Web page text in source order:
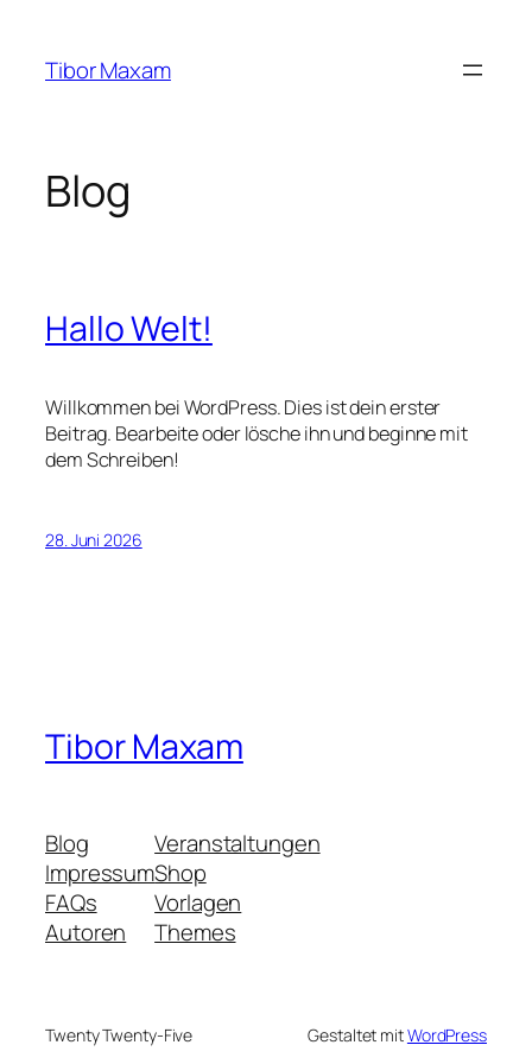
springen
Tibor Maxam
Blog
Hallo Welt!
Willkommen bei WordPress. Dies ist dein erster
Beitrag. Bearbeite oder lösche ihn und beginne mit
dem Schreiben!
28. Juni 2026
Tibor Maxam
Blog
Impressum
FAQs
Autoren
Veranstaltungen
Shop
Vorlagen
Themes
Twenty Twenty-Five Gestaltet mitWordPress